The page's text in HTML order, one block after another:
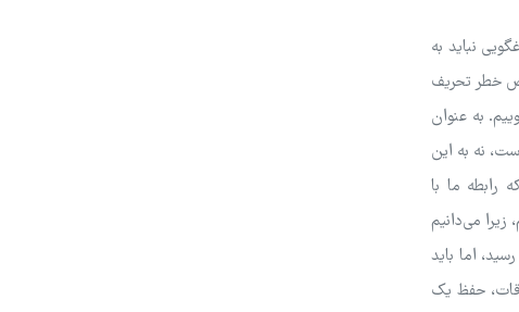
نباید به
خطر تحریف
به عنوان
نه به این
ما با
می‌دانیم
اما باید
حفظ یک